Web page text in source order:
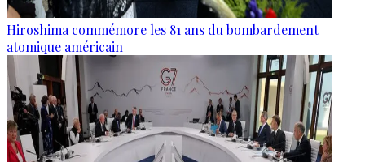
Hiroshima commémore les 81 ans du bombardement
atomique américain